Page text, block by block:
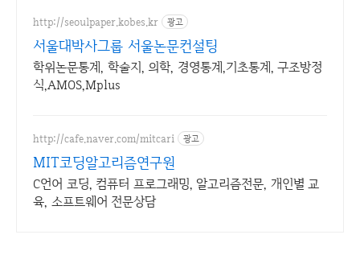
http://seoulpaper.kobes.kr 광고
서울대박사그룹 서울논문컨설팅
학위논문통계, 학술지, 의학, 경영통계,기초통계, 구조방정
식,AMOS,Mplus
http://cafe.naver.com/mitcari 광고
MIT코딩알고리즘연구원
C언어 코딩, 컴퓨터 프로그래밍, 알고리즘전문, 개인별 교
육, 소프트웨어 전문상담